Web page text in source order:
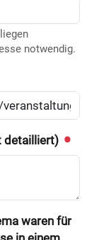
notwendig.
detailliert)
waren für